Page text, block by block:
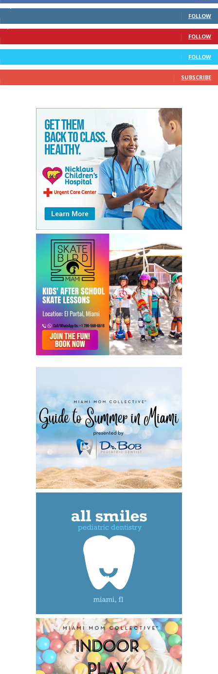
FOLLOW
FOLLOW
FOLLOW
SUBSCRIBE